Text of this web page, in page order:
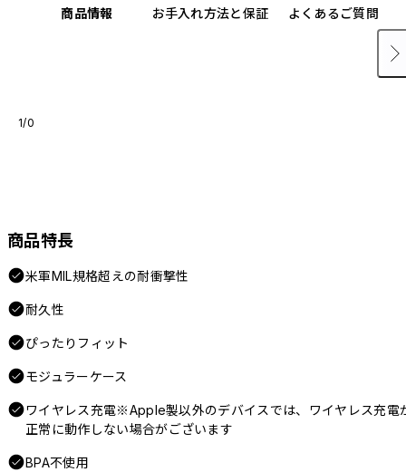
商品情報 お手入れ方法と保証 よくあるご質問
1/0
商品特長
米軍MIL規格超えの耐衝撃性
耐久性
ぴったりフィット
モジュラーケース
ワイヤレス充電※Apple製以外のデバイスでは、ワイヤレス充電
正常に動作しない場合がございます
BPA不使用